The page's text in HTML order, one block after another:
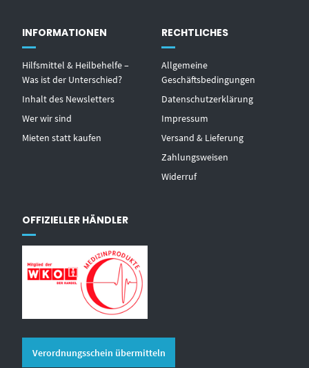
INFORMATIONEN
Hilfsmittel & Heilbehelfe –
Was ist der Unterschied?
Inhalt des Newsletters
Wer wir sind
Mieten statt kaufen
RECHTLICHES
Allgemeine
Geschäftsbedingungen
Datenschutzerklärung
Impressum
Versand & Lieferung
Zahlungsweisen
Widerruf
OFFIZIELLER HÄNDLER
Verordnungsschein übermitteln